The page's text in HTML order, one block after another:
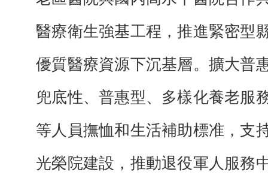
醫療衛生強基工程，推進緊密型
優質醫療資源下沉基層。擴大普
兜底性、普惠型、多樣化養老服
等人員撫恤和生活補助標准，支
光榮院建設，推動退役軍人服務